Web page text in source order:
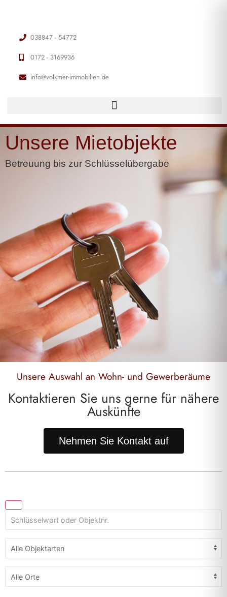
038847 - 54772
0172 - 3169936
info@volkmer-immobilien.de
Unsere Mietobjekte
Betreuung bis zur Schlüsselübergabe
Unsere Auswahl an Wohn- und Gewerberäume
Kontaktieren Sie uns gerne für nähere
Auskünfte
Nehmen Sie Kontakt auf